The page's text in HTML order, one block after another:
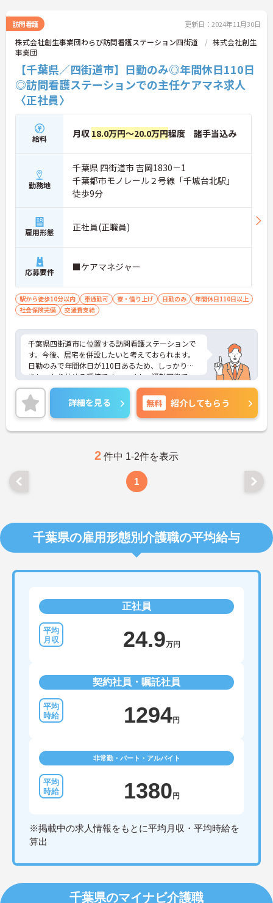
訪問看護 更新日：2024年11月30日
株式会社創生事業団わらび訪問看護ステーション四街道
株式会社創生
事業団
【千葉県／四街道市】日勤のみ◎年間休日110日
◎訪問看護ステーションでの主任ケアマネ求人
〈正社員〉
給料 月収 18.0万円～20.0万円程度 諸手当込み
勤務地
千葉県 四街道市 吉岡1830－1
千葉都市モノレール２号線「千城台北駅」
徒歩9分
雇用形態 正社員(正職員)
応募要件 ■ケアマネジャー
駅から徒歩10分以内 車通勤可 寮・借り上げ 日勤のみ
年間休日110日以上
社会保険完備
交通費支給
千葉県四街道市に位置する訪問看護ステーションで
す。今後、居宅を併設したいと考えておられます。
日勤のみで年間休日が110日あるため、しっかり働
きしっかり休める環境です。マイカー通勤可能で、
最寄り駅からは徒歩9分と通いやすい立地です。ご興
味のある方には、面接対策ポイントなど、さらに詳
細をお話しいたしますのでお気軽にご相談くださ
い！
詳細を見る 無料 紹介してもらう
2 件中 1-2件を表示
1
千葉県の雇用形態別介護職の平均給与
正社員
24.9万円
契約社員・嘱託社員
1294円
非常勤・パート・アルバイト
1380 円
※掲載中の求人情報をもとに平均月収・平均時給を
算出
千葉県のマイナビ介護職